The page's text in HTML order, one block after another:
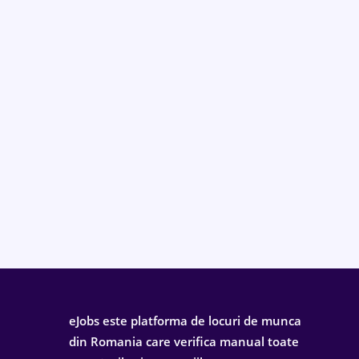
eJobs este platforma de locuri de munca
din Romania care verifica manual toate